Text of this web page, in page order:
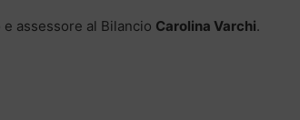
assessore al Bilancio Carolina Varchi.